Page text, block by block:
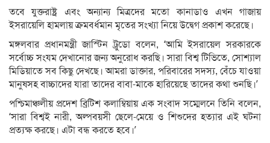
তবে যুক্তরাষ্ট্র এবং অন্যান্য মিত্রদের মতো কানাডাও এখন গাজায়
ইসরায়েলি হামলায় ক্রমবর্ধমান মৃতের সংখ্যা নিয়ে উদ্বেগ প্রকাশ করেছে।
মঙ্গলবার প্রধানমন্ত্রী জাস্টিন ট্রুডো বলেন, ‘আমি ইসরায়েল সরকারকে
সর্বোচ্চ সংযম দেখানোর জন্য অনুরোধ করছি। সারা বিশ্ব টিভিতে, সোশ্যাল
মিডিয়াতে সব কিছু দেখছে। আমরা ডাক্তার, পরিবারের সদস্য, বেঁচে যাওয়া
মানুষসহ বাচ্চাদের যারা তাদের বাবা-মাকে হারিয়েছে তাদের কথা শুনছি।’
পশ্চিমাঞ্চলীয় প্রদেশ ব্রিটিশ কলাম্বিয়ায় এক সংবাদ সম্মেলনে তিনি বলেন,
‘সারা বিশ্বই নারী, অল্পবয়সী ছেলে-মেয়ে ও শিশুদের হত্যার এই ঘটনা
প্রত্যক্ষ করছে। এটা বন্ধ করতে হবে।’